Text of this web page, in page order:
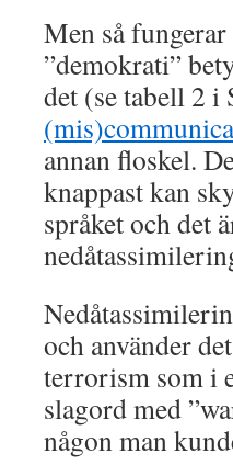
Men så
”demokrati”
det (se tabell 2 i
annan floskel.
knappast kan
språket och det
och använder
terrorism som i
slagord med
någon man